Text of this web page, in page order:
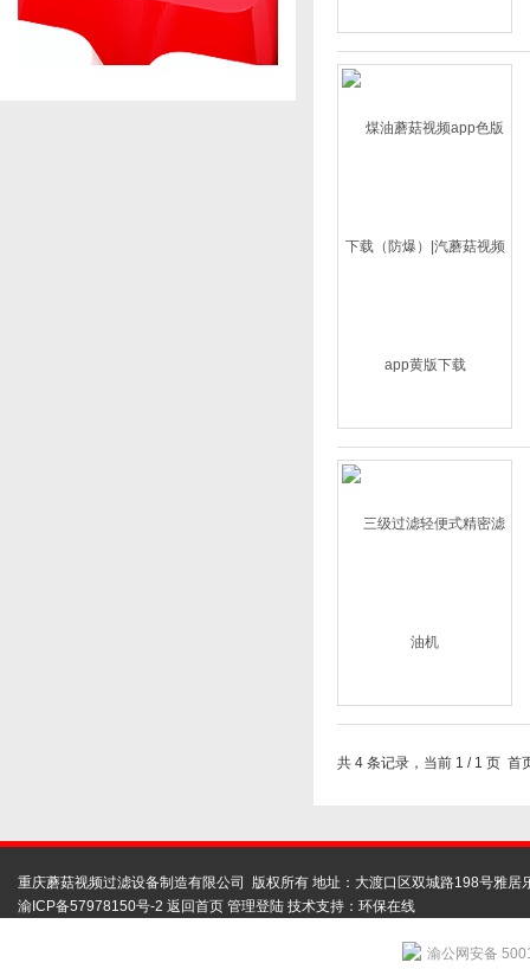
共 4 条记录，当前 1 / 1
重庆蘑菇视频过滤设备制造有限公司 版权所有 地址：大渡口区双城路198号雅
渝ICP备57978150号-2 返回首页 管理登陆 技术支持： 环保在线
渝公网安备